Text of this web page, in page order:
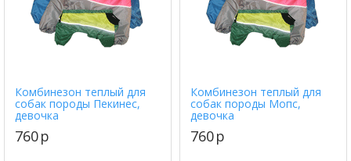
Комбинезон теплый для
собак породы Пекинес,
девочка
760p
Комбинезон теплый для
собак породы Мопс,
девочка
760p